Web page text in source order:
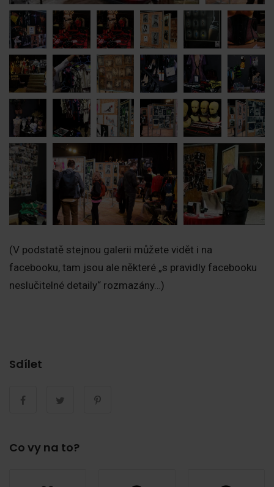
(V podstatě stejnou galerii můžete vidět i na
facebooku, tam jsou ale některé „s pravidly facebooku
neslučitelné detaily“ rozmazány…)
Sdílet
Co vy na to?